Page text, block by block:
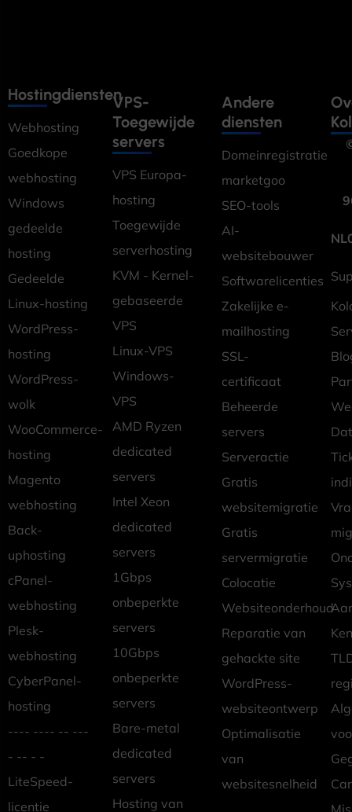
Hostingdiensten
Webhosting
Goedkope
webhosting
Windows
gedeelde
hosting
Gedeelde
Linux-hosting
WordPress-
hosting
WordPress-
wolk
WooCommerce-
hosting
Magento
webhosting
Back-
uphosting
cPanel-
webhosting
Plesk-
webhosting
CyberPanel-
hosting
---- ---- -- ---
- -- - -
LiteSpeed-
licentie
VPS-
Toegewijde
servers
VPS Europa-
hosting
Toegewijde
serverhosting
KVM - Kernel-
gebaseerde
VPS
Linux-VPS
Windows-
VPS
AMD Ryzen
dedicated
servers
Intel Xeon
dedicated
servers
1Gbps
onbeperkte
servers
10Gbps
onbeperkte
servers
Bare-metal
dedicated
servers
Hosting van
Andere
diensten
Domeinregistratie
marketgoo
SEO-tools
AI-
websitebouwer
Softwarelicenties
Zakelijke e-
mailhosting
SSL-
certificaat
Beheerde
servers
Serveractie
Gratis
websitemigratie
Gratis
servermigratie
Colocatie
Websiteonderhoud
Reparatie van
gehackte site
WordPress-
websiteontwerp
Optimalisatie
van
websitesnelheid